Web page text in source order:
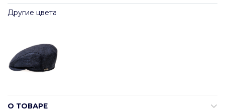
Другие цвета
О ТОВАРЕ